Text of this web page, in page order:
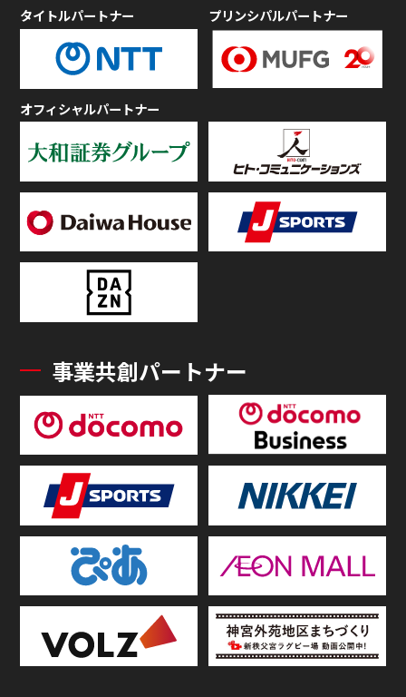
タイトルパートナー プリンシパルパートナー
オフィシャルパートナー
事業共創パートナー